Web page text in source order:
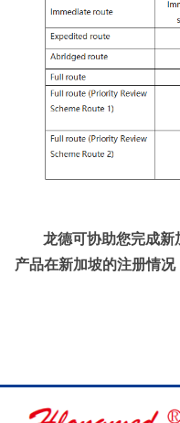
龙德可协助您完成
产品在新加坡的注册情况